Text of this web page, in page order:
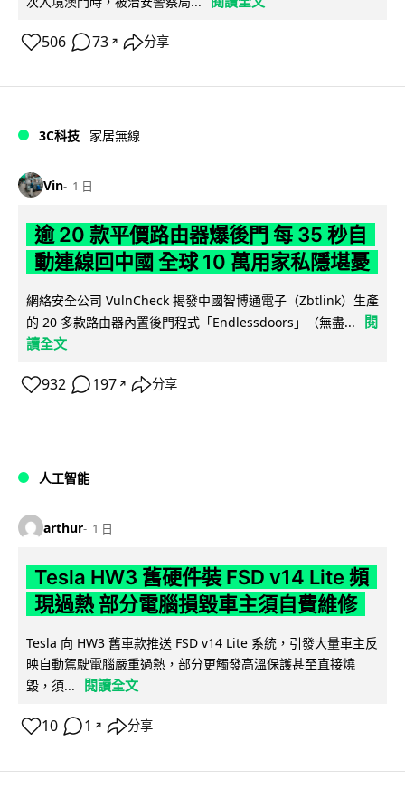
506 73 ↗ 分享
3C科技 家居無線
Vin 1 日
逾 20 款平價路由器爆後門 每 35 秒自
動連線回中國 全球 10 萬用家私隱堪憂
網絡安全公司 VulnCheck 揭發中國智博通電子（Zbtlink）生產
的 20 多款路由器內置後門程式「Endlessdoors」（無盡...
閱
讀全文
932 197 ↗ 分享
人工智能
arthur 1 日
Tesla HW3 舊硬件裝 FSD v14 Lite 頻
現過熱 部分電腦損毀車主須自費維修
Tesla 向 HW3 舊車款推送 FSD v14 Lite 系統，引發大量車主反
映自動駕駛電腦嚴重過熱，部分更觸發高溫保護甚至直接燒
毀，須...
閱讀全文
10 1 ↗ 分享